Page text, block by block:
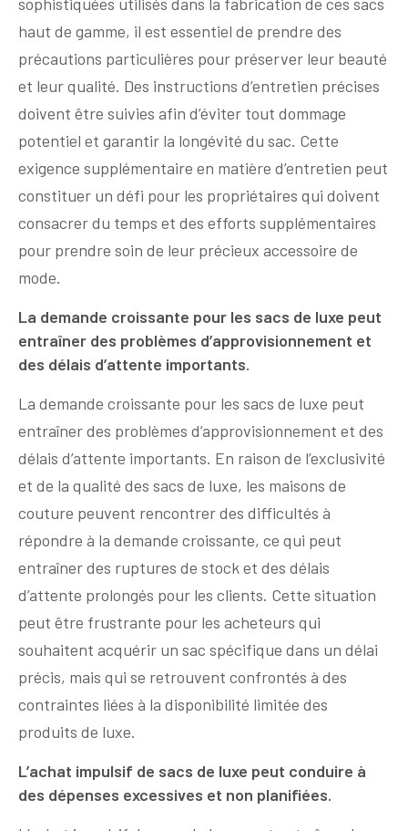
haut de gamme, il est essentiel de prendre des
précautions particulières pour préserver leur beauté
et leur qualité. Des instructions d’entretien précises
doivent être suivies afin d’éviter tout dommage
potentiel et garantir la longévité du sac. Cette
exigence supplémentaire en matière d’entretien peut
constituer un défi pour les propriétaires qui doivent
consacrer du temps et des efforts supplémentaires
pour prendre soin de leur précieux accessoire de
mode.
La demande croissante pour les sacs de luxe peut
entraîner des problèmes d’approvisionnement et
des délais d’attente importants.
La demande croissante pour les sacs de luxe peut
entraîner des problèmes d’approvisionnement et des
délais d’attente importants. En raison de l’exclusivité
et de la qualité des sacs de luxe, les maisons de
couture peuvent rencontrer des difficultés à
répondre à la demande croissante, ce qui peut
entraîner des ruptures de stock et des délais
d’attente prolongés pour les clients. Cette situation
peut être frustrante pour les acheteurs qui
souhaitent acquérir un sac spécifique dans un délai
précis, mais qui se retrouvent confrontés à des
contraintes liées à la disponibilité limitée des
produits de luxe.
L’achat impulsif de sacs de luxe peut conduire à
des dépenses excessives et non planifiées.